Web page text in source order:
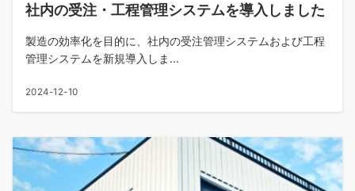
社内の受注・工程管理システムを導入しました
製造の効率化を目的に、社内の受注管理システムおよび工程
管理システムを新規導入しま...
2024-12-10